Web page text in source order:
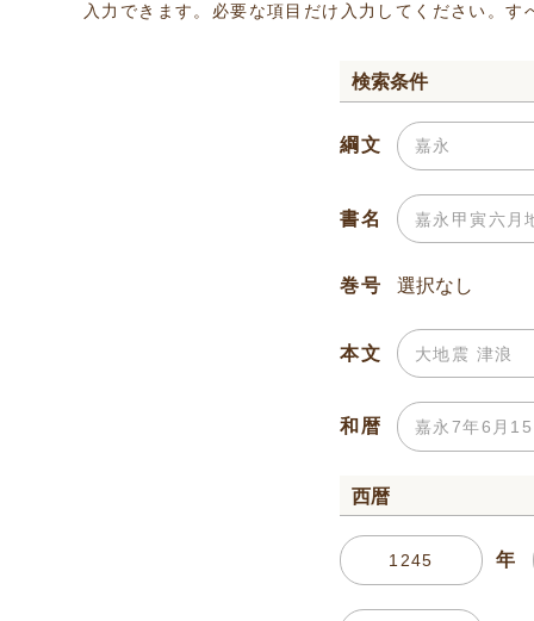
入力できます。必要な項目だけ入力してください。
検索条件
綱文
書名
巻号
本文
和暦
西暦
年